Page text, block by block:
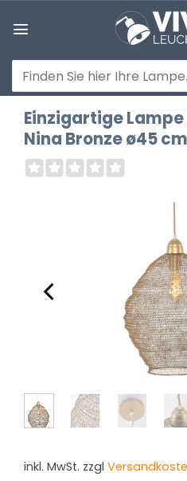
Inhalt
Suchen
nach:
Einzigartige
Nina Bronze ø45 cm
inkl. MwSt. zzgl